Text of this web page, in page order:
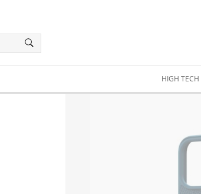
HIGH TECH